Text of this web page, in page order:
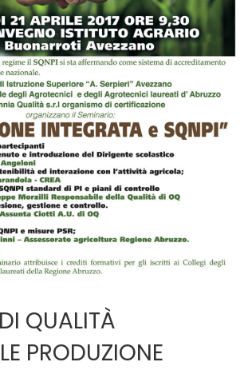
QUALITÀ
PRODUZIONE